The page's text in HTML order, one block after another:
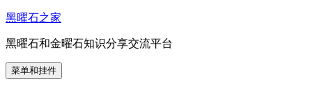
跳
内
容
黑曜石之家
黑曜石和金曜石知识分享交流平台
菜单和挂件